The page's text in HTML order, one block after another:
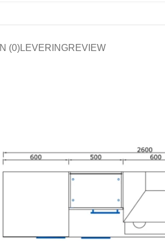
(0)LEVERINGREVIEW